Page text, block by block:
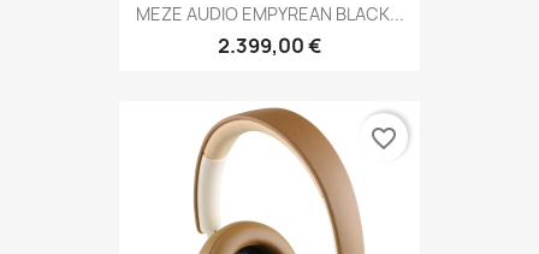
MEZE AUDIO EMPYREAN BLACK...
2.399,00 €
favorite_border